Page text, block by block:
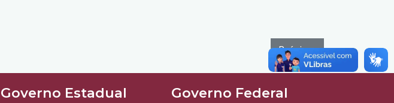
Próximo
Governo Estadual Governo Federal